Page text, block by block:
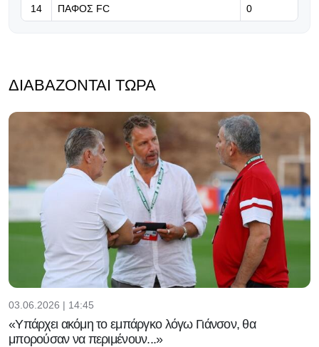
14 ΠΑΦΟΣ FC 0
ΔΙΑΒΆΖΟΝΤΑΙ ΤΏΡΑ
03.06.2026 | 14:45
«Υπάρχει ακόμη το εμπάργκο λόγω Γιάνσον, θα
μπορούσαν να περιμένουν...»